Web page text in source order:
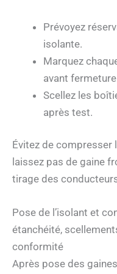
Prévoyez
isolante.
Marquez
avant
Scellez les
après test.
Évitez de compresser
laissez pas de gaine
tirage des
Pose de l’isolant et
étanchéité,
conformité
Après pose des